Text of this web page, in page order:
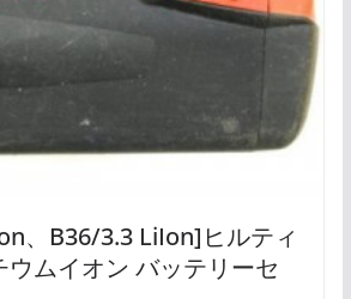
、B36/3.3 LiIon]ヒルティ
ウムイオン バッテリーセ